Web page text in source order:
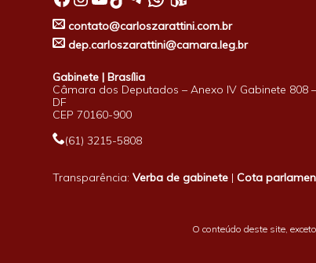
contato@carloszarattini.com.br
dep.carloszarattini@camara.leg.br
Gabinete | Brasília
Câmara dos Deputados – Anexo IV Gabinete 808
DF
CEP 70160-900
(61) 3215-5808
Transparência:Verba de gabinete |Cota
O conteúdo deste site,